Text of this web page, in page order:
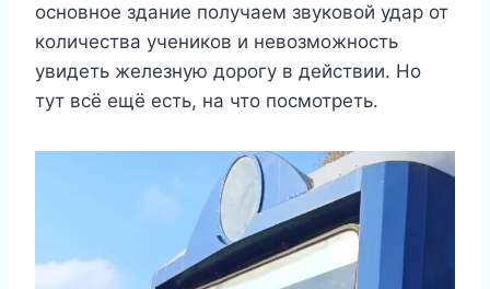
основное здание получаем звуковой удар от
количества учеников и невозможность
увидеть железную дорогу в действии. Но
тут всё ещё есть, на что посмотреть.